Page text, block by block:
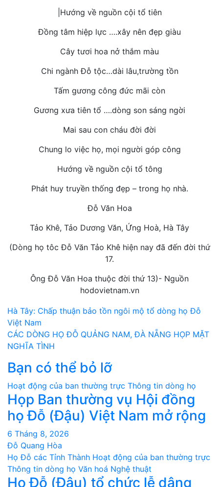
|Hướng về nguồn cội tổ tiên
Đồng tâm hiệp lực ….xây nên đẹp giàu
Cây tươi hoa nở thắm màu
Chi ngành Đỗ tộc…dài lâu,trường tồn
Tấm gương công đức mãi còn
Gương xưa tiên tổ ….dòng son sáng ngời
Mai sau con cháu đời đời
Chung lo việc họ, mọi người góp công
Hướng về nguồn cội tổ tông
Phát huy truyền thống đẹp – trong họ nhà.
Đỗ Văn Hoa
Tảo Khê, Tảo Dương Văn, Ứng Hoà, Hà Tây
(Dòng họ tôc Đỗ Văn Tảo Khê hiện nay đã đến đời thứ
17.
Ông Đỗ Văn Hoa thuộc đời thứ 13)- Nguồn
hodovietnam.vn
Điều
hướng
bài
viết
Hà Tây: Chấp thuận bảo tồn ngôi mộ tổ dòng họ Đỗ
Việt Nam
CÁC DÒNG HỌ ĐỖ QUẢNG NAM, ĐÀ NẴNG HỌP MẶT
NGHĨA TÌNH
Bạn có thể bỏ lỡ
Hoạt động của ban thường trực Thông tin dòng họ
Họp Ban thường vụ Hội đồng
họ Đỗ (Đậu) Việt Nam mở rộng
6 Tháng 8, 2026
Đỗ Quang Hòa
Họ Đỗ các Tỉnh Thành Hoạt động của ban thường trực
Thông tin dòng họ Văn hoá Nghệ thuật
Họ Đỗ (Đậu) tổ chức lễ dâng